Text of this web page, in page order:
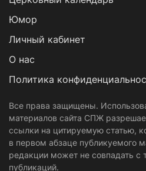
Юмор
Личный кабинет
О нас
Политика
Все права защищены.
материалов сайта СПЖ
ссылки на цитируемую статью,
в первом абзаце публикуемого
редакции может не совпадать с
публикаций.